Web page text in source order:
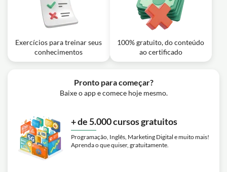
Exercícios para treinar seus
conhecimentos
100% gratuito, do conteúdo
ao certificado
Pronto para começar?
Baixe o app e comece hoje mesmo.
+ de 5.000 cursos gratuitos
Programação, Inglês, Marketing Digital e muito mais!
Aprenda o que quiser, gratuitamente.